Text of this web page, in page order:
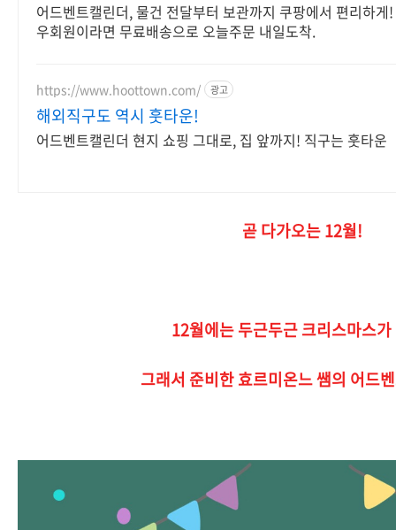
어드벤트캘린더, 물건 전달부터 보관까지 쿠팡에서 편리하
우회원이라면 무료배송으로 오늘주문 내일도착.
https://www.hoottown.com/ 광고
해외직구도 역시 훗타운!
어드벤트캘린더 현지 쇼핑 그대로, 집 앞까지! 직구는 훗타운
곧 다가오는 12월!
12월에는 두근두근 크리스마스가
그래서 준비한 효르미온느 쌤의 어드